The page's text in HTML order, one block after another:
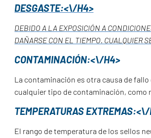
DESGASTE:<\/H4>
DEBIDO A LA EXPOSICIÓN A
DAÑARSE CON EL TIEMPO. CUALQUIER
CONTAMINACIÓN:<\/H4>
La contaminación es otra causa de
cualquier tipo de contaminación, como
TEMPERATURAS
El rango de temperatura de los sellos